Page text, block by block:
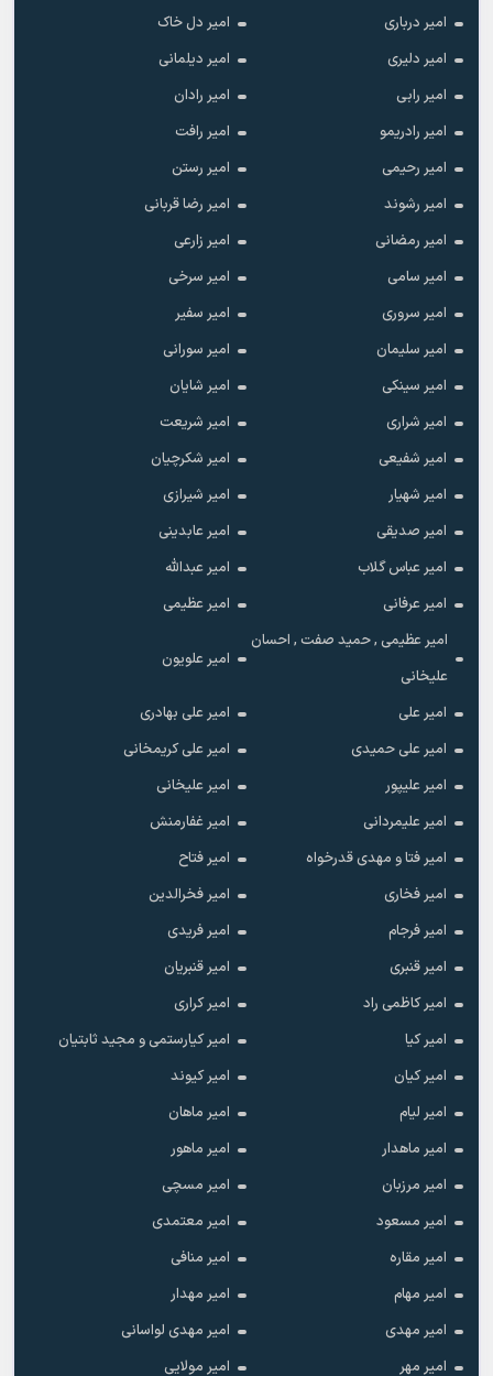
امیر درباری
امیر دل خاک
امیر دلیری
امیر دیلمانی
امیر رابی
امیر رادان
امیر رادریمو
امیر رافت
امیر رحیمی
امیر رستن
امیر رشوند
امیر رضا قربانی
امیر رمضانی
امیر زارعی
امیر سامی
امیر سرخی
امیر سروری
امیر سفیر
امیر سلیمان
امیر سورانی
امیر سینکی
امیر شایان
امیر شراری
امیر شریعت
امیر شفیعی
امیر شکرچیان
امیر شهیار
امیر شیرازی
امیر صدیقی
امیر عابدینی
امیر عباس گلاب
امیر عبدالله
امیر عرفانی
امیر عظیمی
امیر عظیمی , حمید صفت , احسان
علیخانی
امیر علویون
امیر علی
امیر علی بهادری
امیر علی حمیدی
امیر علی کریمخانی
امیر علیپور
امیر علیخانی
امیر علیمردانی
امیر غفارمنش
امیر فتا و مهدی قدرخواه
امیر فتاح
امیر فخاری
امیر فخرالدین
امیر فرجام
امیر فریدی
امیر قنبری
امیر قنبریان
امیر کاظمی راد
امیر کراری
امیر کیا
امیر کیارستمی و مجید ثابتیان
امیر کیان
امیر کیوند
امیر لیام
امیر ماهان
امیر ماهدار
امیر ماهور
امیر مرزبان
امیر مسچی
امیر مسعود
امیر معتمدی
امیر مقاره
امیر منافی
امیر مهام
امیر مهدار
امیر مهدی
امیر مهدی لواسانی
امیر مهر
امیر مولایی